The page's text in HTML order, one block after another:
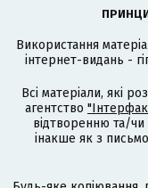
Використання
інтернет-видань -
Всі матеріали, які
агентство
відтворенню та/
інакше як з